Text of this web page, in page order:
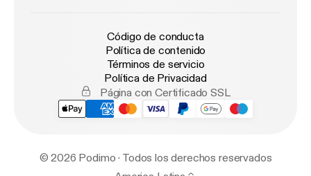
Código de conducta
Política de contenido
Términos de servicio
Política de Privacidad
Página con Certificado SSL
© 2026 Podimo · Todos los derechos reservados